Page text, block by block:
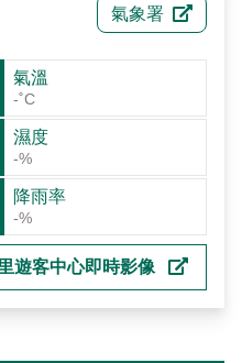
時進度查詢
氣象署
氣溫
-˚C
濕度
-%
降雨率
-%
遊客中心即時影像